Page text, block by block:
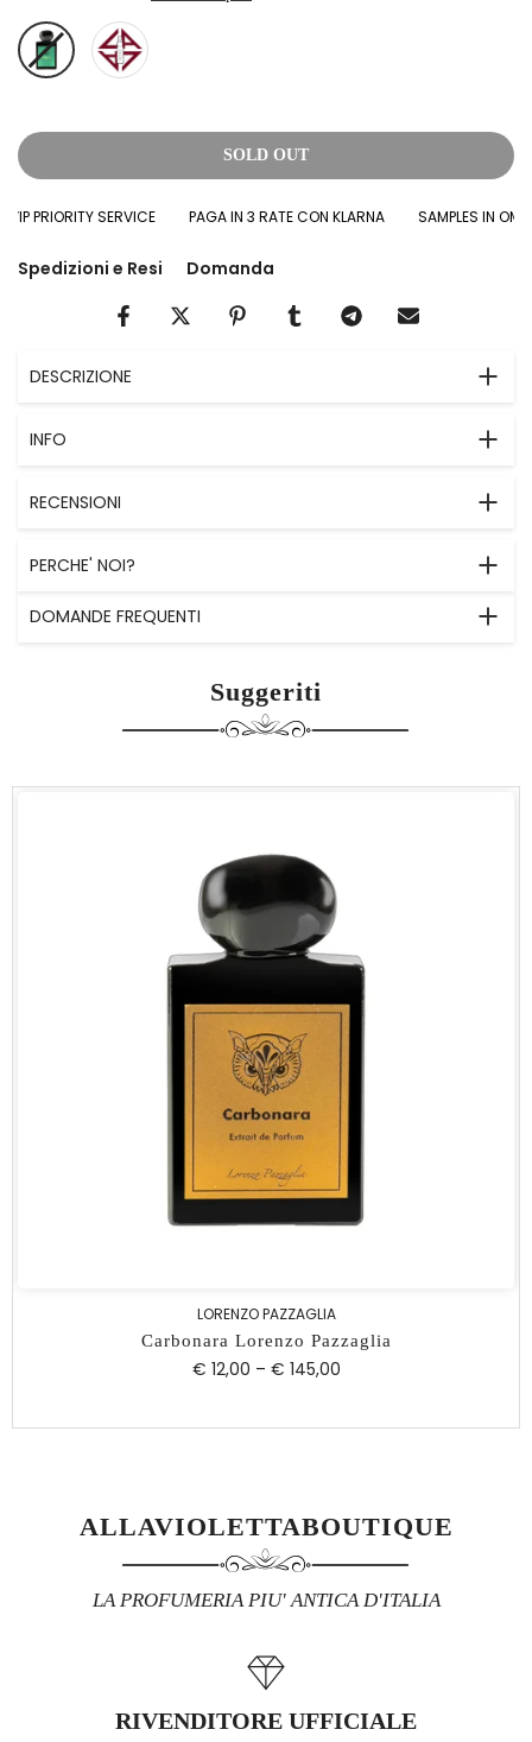
SOLD OUT
PRIORITY SERVICE PAGA IN 3 RATE CON KLARNA SAMPLES IN
Spedizioni e Resi Domanda
DESCRIZIONE
INFO
RECENSIONI
PERCHE' NOI?
DOMANDE FREQUENTI
Suggeriti
LORENZO PAZZAGLIA
Carbonara Lorenzo Pazzaglia
€ 12,00 – € 145,00
ALLAVIOLETTABOUTIQUE
LA PROFUMERIA PIU' ANTICA D'ITALIA
RIVENDITORE UFFICIALE